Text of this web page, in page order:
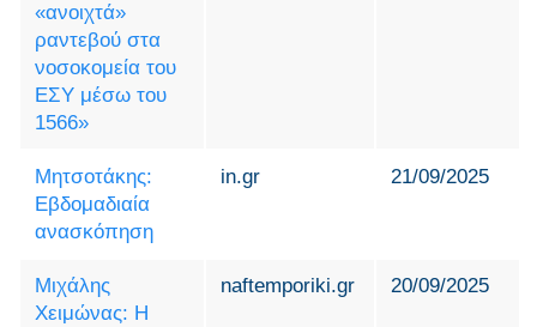
«ανοιχτά»
ραντεβού στα
νοσοκομεία του
ΕΣΥ μέσω του
1566»
Μητσοτάκης:
Εβδομαδιαία
ανασκόπηση
in.gr 21/09/2025
Μιχάλης
Χειμώνας: Η
naftemporiki.gr 20/09/2025